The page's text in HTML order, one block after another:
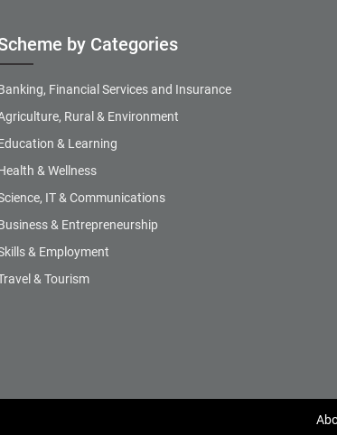
by Categories
Financial Services and Insurance
Rural & Environment
& Learning
& Wellness
IT & Communications
& Entrepreneurship
& Employment
& Tourism